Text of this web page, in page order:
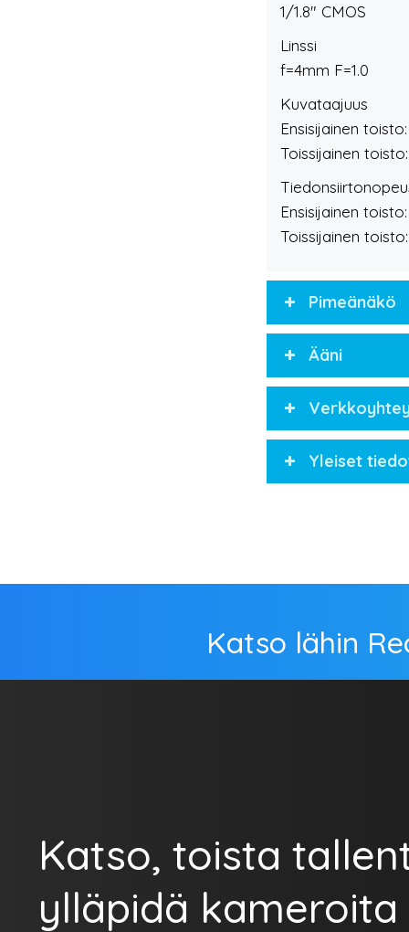
1/1.8" CMOS
Linssi
f=4mm F=1.0
Kuvataajuus
Ensisijainen
Toissijainen
Ensisijainen
Toissijainen
Pimeänäkö
Ääni
Yleiset
Katso lähin
Katso, toista
ylläpidä